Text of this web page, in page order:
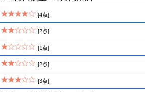
[4点]
[2点]
[1点]
[2点]
[3点]